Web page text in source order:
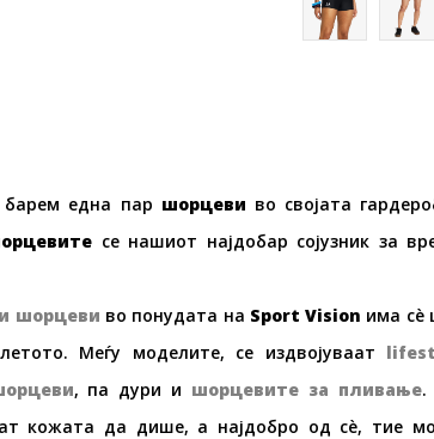
барем една пар шорцеви во својата
евите се нашиот најдобар сојузник за
шорцеви во понудата на Sport Vision има сè
Меѓу моделите, се издвојуваат
еви, па дури и шорцевите за пливање.
кожата да дише, а најдобро од сè, тие